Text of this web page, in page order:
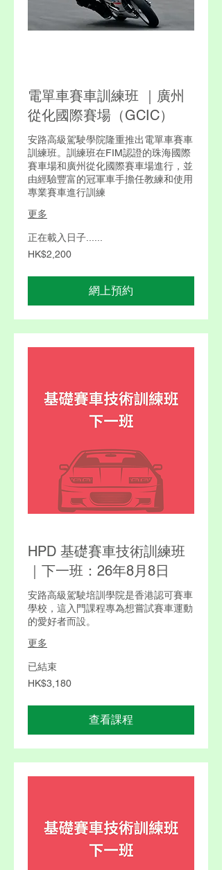
電單車賽車訓練班 ｜廣州
從化國際賽場（GCIC）
安路高級駕駛學院隆重推出電單車賽車
訓練班。訓練班在FIM認證的珠海國際
賽車場和廣州從化國際賽車場進行，並
由經驗豐富的冠軍車手擔任教練和使用
專業賽車進行訓練
更多
正在載入日子......
2,200
港
HK$2,200
網上預約
HPD 基礎賽車技術訓練班
｜下一班：26年8月8日
安路高級駕駛培訓學院是香港認可賽車
學校，這入門課程專為想嘗試賽車運動
的愛好者而設。
更多
已結束
3,180
港
HK$3,180
查看課程